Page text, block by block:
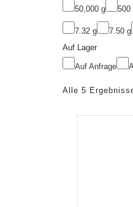
50,000 g 500
7.32 g 7.50 g
Auf Lager
Auf Anfrage
Alle 5